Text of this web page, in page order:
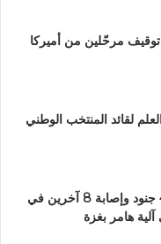
توقيف مرحّلين من أميركا
لقائد المنتخب الوطني
إعلام الاحتلال: مقتل 4 جنود وإصابة 8 آخرين في
هامر بغزة